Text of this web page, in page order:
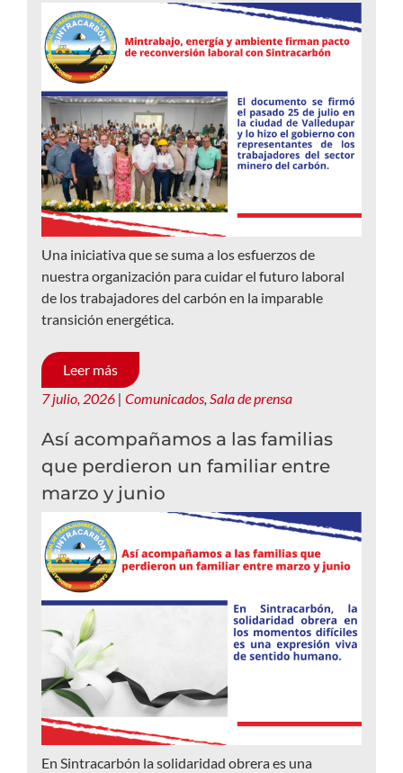
Una iniciativa que se suma a los esfuerzos de
nuestra organización para cuidar el futuro laboral
de los trabajadores del carbón en la imparable
transición energética.
Leer más
7 julio, 2026 | Comunicados Sala de prensa
Así acompañamos a las familias
que perdieron un familiar entre
marzo y junio
En Sintracarbón la solidaridad obrera es una